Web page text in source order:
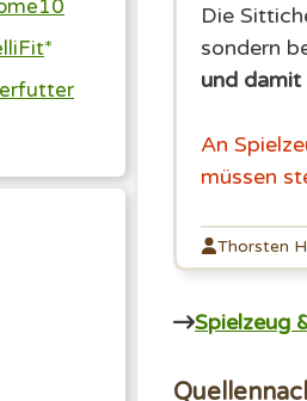
Die
sondern
und damit
An
müssen
Thorsten
Spielzeug